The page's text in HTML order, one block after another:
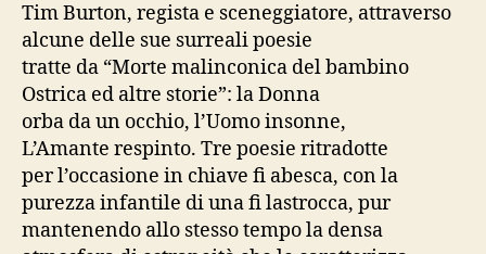
Tim Burton, regista e sceneggiatore, attraverso
alcune delle sue surreali poesie
tratte da “Morte malinconica del bambino
Ostrica ed altre storie”: la Donna
orba da un occhio, l’Uomo insonne,
L’Amante respinto. Tre poesie ritradotte
per l’occasione in chiave fi abesca, con la
purezza infantile di una fi lastrocca, pur
mantenendo allo stesso tempo la densa